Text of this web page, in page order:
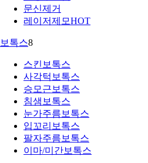
문신제거
레이저제모HOT
보톡스8
스킨보톡스
사각턱보톡스
승모근보톡스
침샘보톡스
눈가주름보톡스
입꼬리보톡스
팔자주름보톡스
이마/미간보톡스